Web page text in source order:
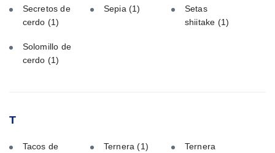
Secretos de
cerdo (1)
Sepia (1)
Setas
shiitake (1)
Solomillo de
cerdo (1)
T
Tacos de
Ternera(1)
Ternera